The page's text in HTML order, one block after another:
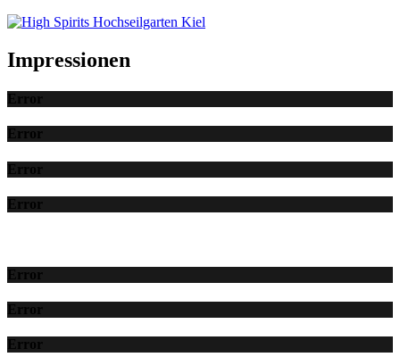
Impressionen
Error
Error
Error
Error
Error
Error
Error